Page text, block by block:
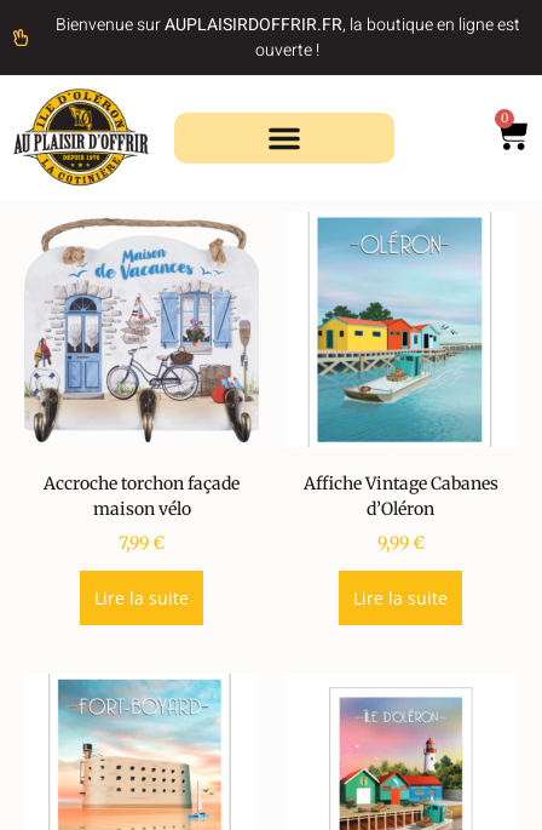
Bienvenue surAUPLAISIRDOFFRIR.FR, la boutique en ligne est
ouverte !
0
Accroche torchon façade
maison vélo
7,99€
Lire la suite
Affiche Vintage Cabanes
d’Oléron
9,99€
Lire la suite